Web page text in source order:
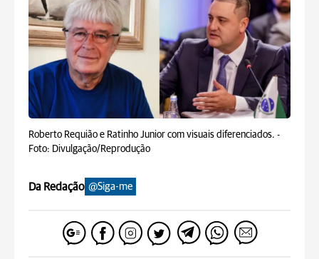
Roberto Requião e Ratinho Junior com visuais diferenciados. -
Foto: Divulgação/Reprodução
Da Redação @Siga-me